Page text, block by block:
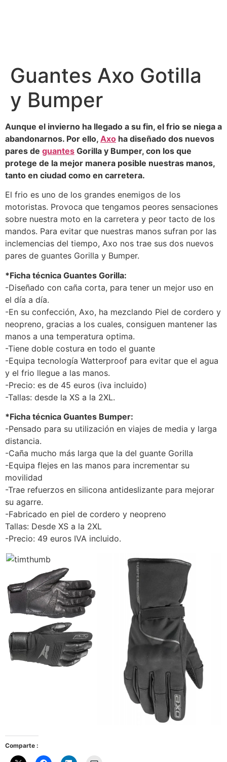
Guantes Axo Gotilla
y Bumper
Aunque el invierno ha llegado a su fin, el frio se niega a
abandonarnos. Por ello, Axo ha diseñado dos nuevos
pares de guantes Gorilla y Bumper, con los que
protege de la mejor manera posible nuestras manos,
tanto en ciudad como en carretera.
El frio es uno de los grandes enemigos de los
motoristas. Provoca que tengamos peores sensaciones
sobre nuestra moto en la carretera y peor tacto de los
mandos. Para evitar que nuestras manos sufran por las
inclemencias del tiempo, Axo nos trae sus dos nuevos
pares de guantes Gorilla y Bumper.
*Ficha técnica Guantes Gorilla:
-Diseñado con caña corta, para tener un mejor uso en
el día a día.
-En su confección, Axo, ha mezclando Piel de cordero y
neopreno, gracias a los cuales, consiguen mantener las
manos a una temperatura optima.
-Tiene doble costura en todo el guante
-Equipa tecnología Watterproof para evitar que el agua
y el frio llegue a las manos.
-Precio: es de 45 euros (iva incluido)
-Tallas: desde la XS a la 2XL.
*Ficha técnica Guantes Bumper:
-Pensado para su utilización en viajes de media y larga
distancia.
-Caña mucho más larga que la del guante Gorilla
-Equipa flejes en las manos para incrementar su
movilidad
-Trae refuerzos en silicona antideslizante para mejorar
su agarre.
-Fabricado en piel de cordero y neopreno
Tallas: Desde XS a la 2XL
-Precio: 49 euros IVA incluido.
Comparte :